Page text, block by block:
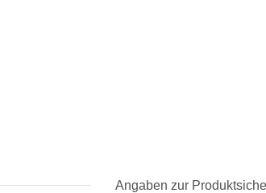
Angaben zur